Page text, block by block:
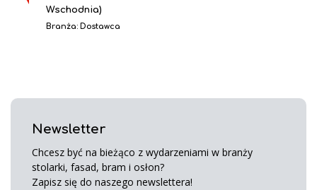
Wschodnia)
Branża: Dostawca
Newsletter
Chcesz być na bieżąco z wydarzeniami w branży
stolarki, fasad, bram i osłon?
Zapisz się do naszego newslettera!